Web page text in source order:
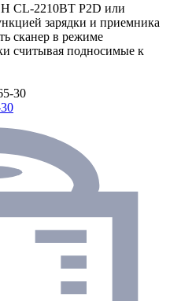
CL-2210BT P2D или
зарядки и приемника
сканер в режиме
считывая подносимые к